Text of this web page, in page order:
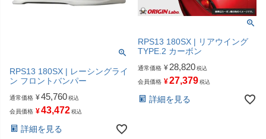
RPS13 180SX | レーシングライ
ン フロントバンパー
通常価格 ¥45,760 税込
会員価格 ¥43,472 税込
詳細を見る
RPS13 180SX | リアウイング
TYPE.2 カーボン
通常価格 ¥ 28,820 税込
会員価格 ¥27,379 税込
詳細を見る